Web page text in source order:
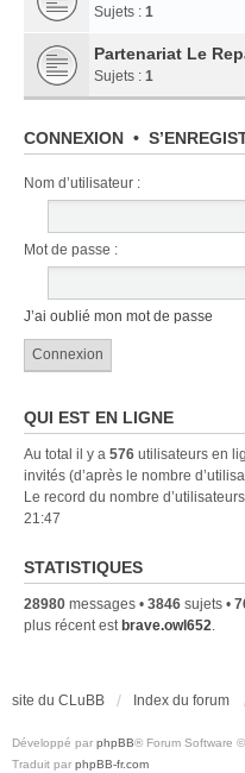
Sujets : 1
Partenariat Le
Sujets : 1
CONNEXION •
Nom d’utilisateur :
Mot de passe :
J’ai oublié mon mot de passe
QUI EST EN LIGNE
Au total il y a 576 utilisateurs en
invités (d’après le nombre
Le record du nombre
21:47
STATISTIQUES
28980 messages • 3846 sujets •
plus récent estbrave.owl652.
site du CLuBB Index du forum
Développé par phpBB® Forum Software
Traduit par phpBB-fr.com